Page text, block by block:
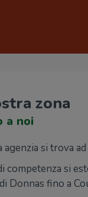
zona
a noi
agenzia si trova
competenza si
Donnas fino a